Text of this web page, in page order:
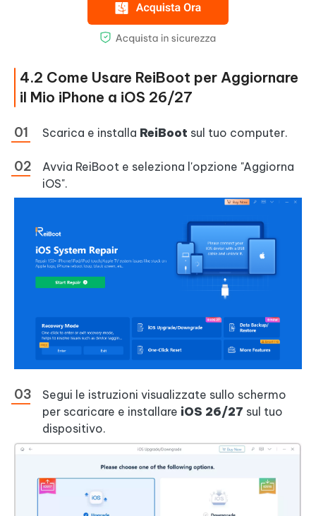
4.2 Come Usare ReiBoot per Aggiornare
il Mio iPhone a iOS 26/27
Scarica e installa ReiBoot sul tuo computer.
Avvia ReiBoot e seleziona l'opzione "Aggiorna
iOS".
Segui le istruzioni visualizzate sullo schermo
per scaricare e installare iOS 26/27 sul tuo
dispositivo.